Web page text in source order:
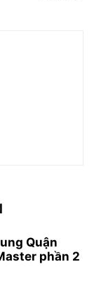
Quận
phần 2